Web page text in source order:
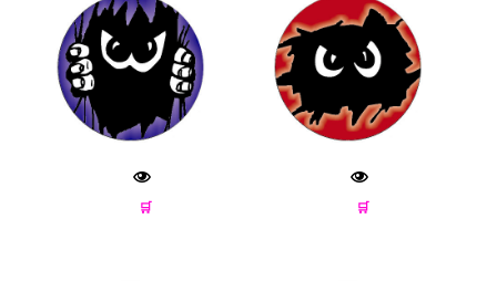
🛒 🛒